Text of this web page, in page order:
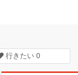
行きたい 0